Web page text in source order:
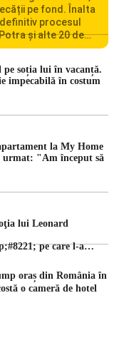
pe fond. Înalta
procesul
și alte 20 de
împotriva
preliminară,
soția lui în vacanță.
impecabilă în costum
la My Home
urmat: "Am început să
lui Leonard
pe care l-a
oraș din România în
o cameră de hotel